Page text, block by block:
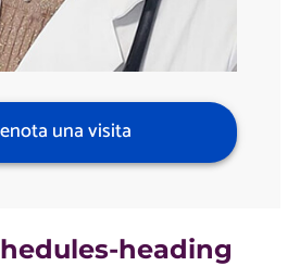
una visita
heading